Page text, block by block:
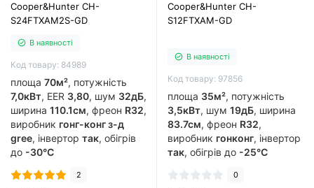
Cooper&Hunter CH-
S24FTXAM2S-GD
В наявності
Код товару: 84989
площа 70м², потужність
7,0кВт, EER 3,80, шум 32дБ,
ширина 110.1см, фреон R32,
виробник гонг-конг з-д
gree, інвертор так, обігрів
до -30°C
2
Cooper&Hunter CH-
S12FTXAM-GD
В наявності
Код товару: 97856
площа 35м², потужність
3,5кВт, шум 19дБ, ширина
83.7см, фреон R32,
виробник гонконг, інвертор
так, обігрів до -25°C
0